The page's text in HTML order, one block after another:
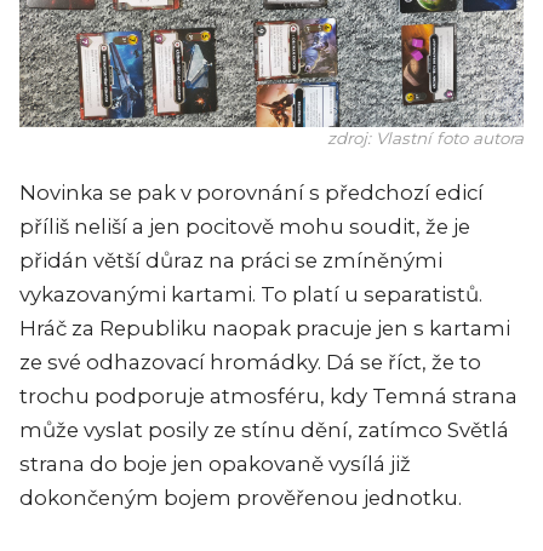
zdroj: Vlastní foto autora
Novinka se pak v porovnání s předchozí edicí
příliš neliší a jen pocitově mohu soudit, že je
přidán větší důraz na práci se zmíněnými
vykazovanými kartami. To platí u separatistů.
Hráč za Republiku naopak pracuje jen s kartami
ze své odhazovací hromádky. Dá se říct, že to
trochu podporuje atmosféru, kdy Temná strana
může vyslat posily ze stínu dění, zatímco Světlá
strana do boje jen opakovaně vysílá již
dokončeným bojem prověřenou jednotku.